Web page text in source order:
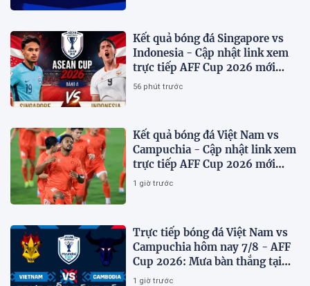
Kết quả bóng đá Singapore vs
Indonesia - Cập nhật link xem
trực tiếp AFF Cup 2026 mới
nhất.
56 phút trước
Kết quả bóng đá Việt Nam vs
Campuchia - Cập nhật link xem
trực tiếp AFF Cup 2026 mới
nhất
1 giờ trước
Trực tiếp bóng đá Việt Nam vs
Campuchia hôm nay 7/8 - AFF
Cup 2026: Mưa bàn thắng tại
Mỹ Đình?
1 giờ trước